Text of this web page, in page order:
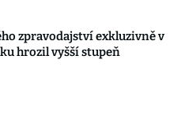
zpravodajství exkluzivně v
hrozil vyšší stupeň